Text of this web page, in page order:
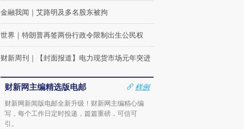
金融我闻 ｜ 艾路明及多名股东被拘
世界 ｜ 特朗普再签两份行政令限制出生公民权
财新周刊 ｜ 【封面报道】电力现货市场元年突进
财新网主编精选版电邮
样例
财新网新闻版电邮全新升级！财新网主编精心编
写，每个工作日定时投递，篇篇重磅，可信可
引。